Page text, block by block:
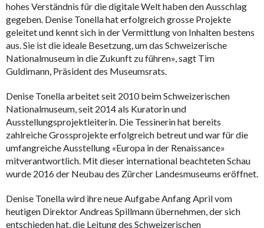
hohes Verständnis für die digitale Welt haben den Ausschlag
gegeben. Denise Tonella hat erfolgreich grosse Projekte
geleitet und kennt sich in der Vermittlung von Inhalten bestens
aus. Sie ist die ideale Besetzung, um das Schweizerische
Nationalmuseum in die Zukunft zu führen», sagt Tim
Guldimann, Präsident des Museumsrats.
Denise Tonella arbeitet seit 2010 beim Schweizerischen
Nationalmuseum, seit 2014 als Kuratorin und
Ausstellungsprojektleiterin. Die Tessinerin hat bereits
zahlreiche Grossprojekte erfolgreich betreut und war für die
umfangreiche Ausstellung «Europa in der Renaissance»
mitverantwortlich. Mit dieser international beachteten Schau
wurde 2016 der Neubau des Zürcher Landesmuseums eröffnet.
Denise Tonella wird ihre neue Aufgabe Anfang April vom
heutigen Direktor Andreas Spillmann übernehmen, der sich
entschieden hat, die Leitung des Schweizerischen